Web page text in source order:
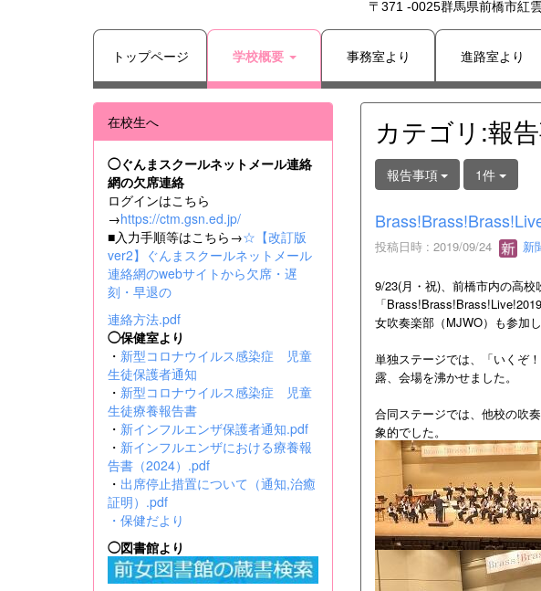
〒371 -0025群馬県前橋市
トップページ 学校概要 事務室より 進路室より
カテゴリ:報
報告事項 1件
投稿日時 : 2019/09/24 新
9/23(月・祝)、前橋市内の高
「
女吹奏楽部（MJWO）も参加し
単独ステージでは、「いくぞ
露、会場を沸かせました。
合同ステージでは、他校の吹
象的でした。
在校生へ
◯ぐんまスクールネットメール連絡
網の欠席連絡
ログインはこちら
→https://ctm.gsn.ed.jp/
■入力手順等はこちら→☆【改訂版
ver2】ぐんまスクールネットメール
連絡網のwebサイトから欠席・遅
刻・早退の
連絡方法.pdf
◯保健室より
・ 新型コロナウイルス感染症 児童
生徒保護者通知
・ 新型コロナウイルス感染症 児童
生徒療養報告書
・ 新インフルエンザ保護者通知.pdf
・ 新インフルエンザにおける療養報
告書（2024）.pdf
・ 出席停止措置について（通知,治癒
証明）.pdf
・ 保健だより
◯図書館より